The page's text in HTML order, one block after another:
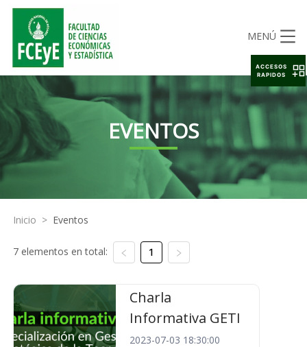
MENÚ
EVENTOS
Inicio > Eventos
7 elementos en total: 1
Charla
Informativa GETI
2023-07-03 18:30:00
ACCESOS
RAPIDOS